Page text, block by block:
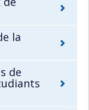
la
de